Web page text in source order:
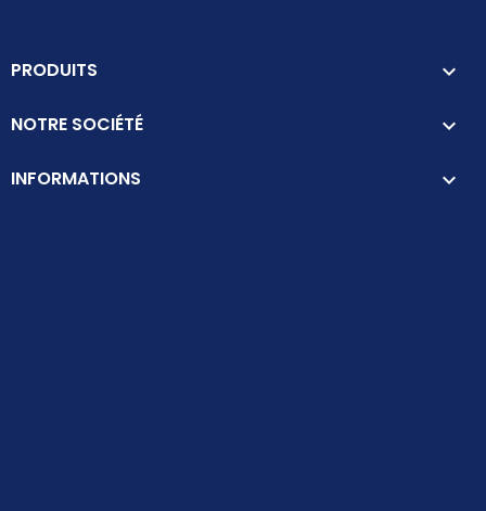
PRODUITS 
NOTRE SOCIÉTÉ 
INFORMATIONS keyboard_arrow_down